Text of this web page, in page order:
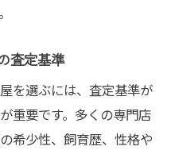
査定基準
を選ぶには、査定基準が
重要です。多くの専門店
希少性、飼育歴、性格や